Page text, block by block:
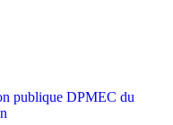
publique DPMEC du